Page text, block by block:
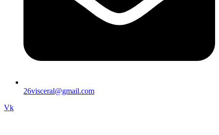
26visceral@gmail.com
Vk